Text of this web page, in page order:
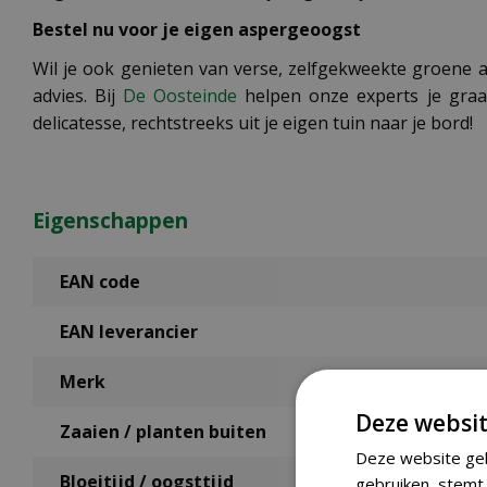
Bestel nu voor je eigen aspergeoogst
Wil je ook genieten van verse, zelfgekweekte
advies. Bij De Oosteinde helpen onze experts je
delicatesse, rechtstreeks uit je eigen tuin naar je bord!
Eigenschappen
EAN code
EAN leverancier
Merk
Zaaien / planten buiten
Bloeitijd / oogsttijd
Deze
Deze website